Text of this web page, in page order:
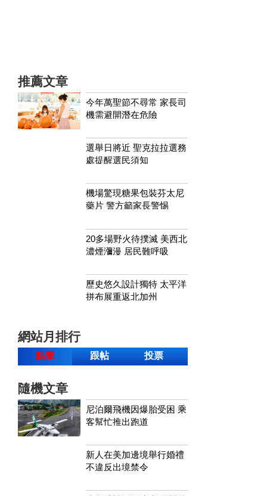
推薦文章
今年萬聖節不尋常 家長司
機需避開潛在危險
選舉日將近 聖克拉拉選務
處提醒選民須知
機場驚現糖果包裝芬太尼
藥片 警方籲家長警惕
20多場野火待撲滅 美西北
濃煙瀰漫 居民難呼吸
歷史悠久設計獨特 太平洋
拼布展重返北加州
網站月排行
點擊 跟帖 投票
隨機文章
尼泊爾飛機因爆胎受困 乘
客幫忙推出跑道
新人在美加邊境舉行婚禮
不違反出境禁令